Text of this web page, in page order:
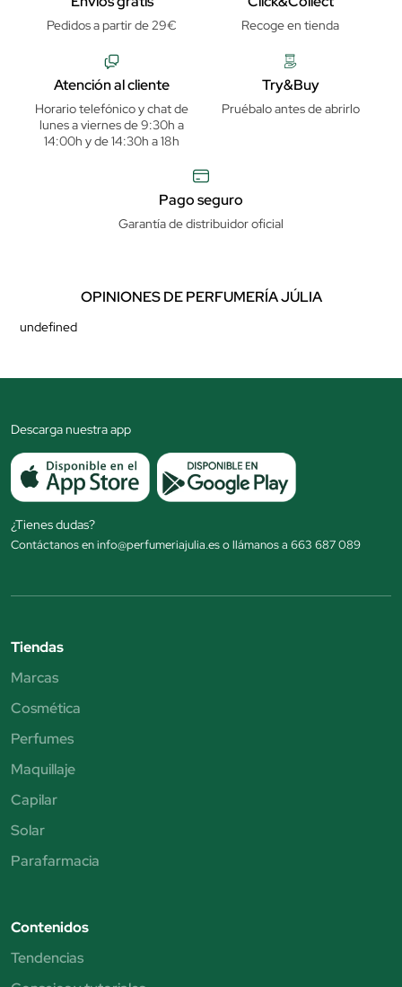
Pedidos a partir de 29€ Recoge en tienda
Atención al cliente
Horario telefónico y chat de
lunes a viernes de 9:30h a
14:00h y de 14:30h a 18h
Try&Buy
Pruébalo antes de abrirlo
Pago seguro
Garantía de distribuidor oficial
OPINIONES DE PERFUMERÍA JÚLIA
undefined
Descarga nuestra app
¿Tienes dudas?
Contáctanos en info@perfumeriajulia.es o llámanos a 663 687 089
Tiendas
Marcas
Cosmética
Perfumes
Maquillaje
Capilar
Solar
Parafarmacia
Contenidos
Tendencias